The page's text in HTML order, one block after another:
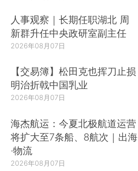
人事观察｜长期任职湖北 周
新群升任中央政研室副主任
2026年08月07日
【交易簿】松田克也挥刀止损
明治折戟中国乳业
2026年08月07日
海杰航运：今夏北极航道运营
将扩大至7条船、8航次｜出海
·物流
2026年08月07日